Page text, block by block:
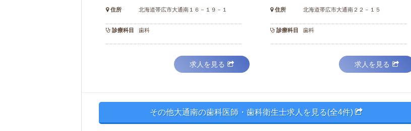
住所 北海道帯広市大通南１６－１９－１
診療科目 歯科
求人を見る
住所 北海道帯広市大通南２２－１５
診療科目 歯科
求人を見る
その他大通南の歯科医師・歯科衛生士求人を見る(全4件)